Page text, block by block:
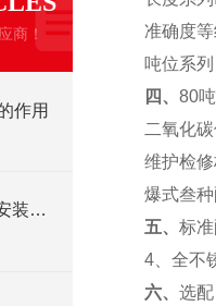
商！
作用
电子地磅厂家：地磅传感器安装调试方法
准确度
吨位系列
四、 80
二氧化
维护检
爆式叁
五、 标
4、全不
六、 选